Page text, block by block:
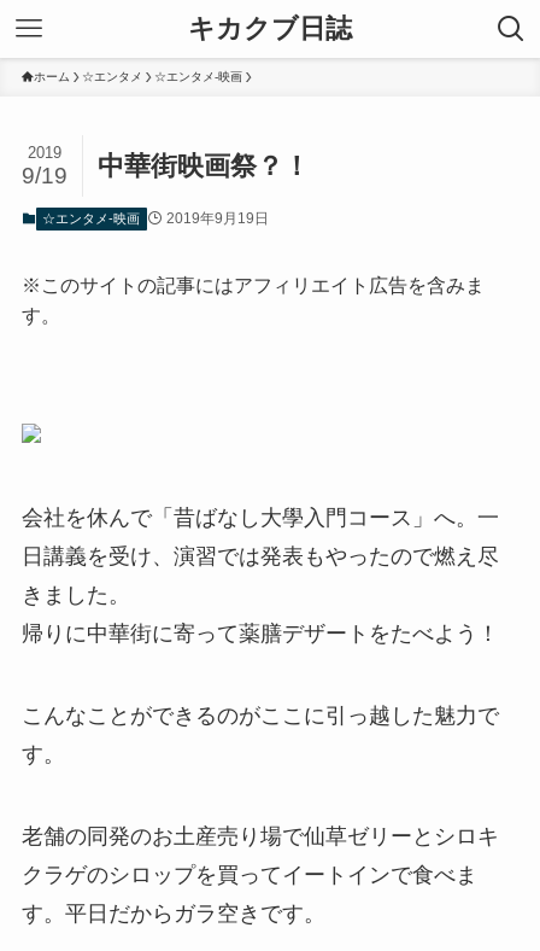
キカクブ日誌
ホーム ☆エンタメ ☆エンタメ-映画
中華街映画祭？！
2019
9/19
☆エンタメ-映画 2019年9月19日
※このサイトの記事にはアフィリエイト広告を含みま
す。
会社を休んで「昔ばなし大學入門コース」へ。一
日講義を受け、演習では発表もやったので燃え尽
きました。
帰りに中華街に寄って薬膳デザートをたべよう！
こんなことができるのがここに引っ越した魅力で
す。
老舗の同発のお土産売り場で仙草ゼリーとシロキ
クラゲのシロップを買ってイートインで食べま
す。平日だからガラ空きです。